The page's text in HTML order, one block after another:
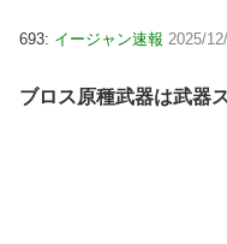
693: イージャン速報 2025/
ブロス原種武器は武器